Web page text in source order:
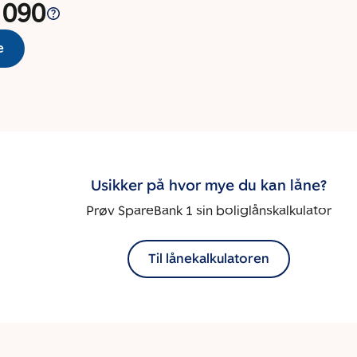
Usikker på hvor mye du kan låne?
Prøv SpareBank 1 sin boliglånskalkulator
Til lånekalkulatoren